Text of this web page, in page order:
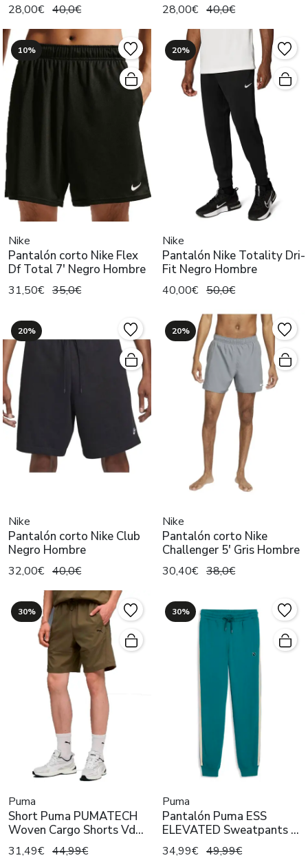
28,00€ 40,0€ 28,00€ 40,0€
10%
Nike
Pantalón corto Nike Flex
Df Total 7' Negro Hombre
31,50€ 35,0€
20%
Nike
Pantalón Nike Totality Dri-
Fit Negro Hombre
40,00€ 50,0€
20%
Nike
Pantalón corto Nike Club
Negro Hombre
32,00€ 40,0€
20%
Nike
Pantalón corto Nike
Challenger 5' Gris Hombre
30,40€ 38,0€
30%
Puma
Short Puma PUMATECH
Woven Cargo Shorts Vd
Hombre
31,49€ 44,99€
30%
Puma
Pantalón Puma ESS
ELEVATED Sweatpants Tq
Hombre
34,99€ 49,99€